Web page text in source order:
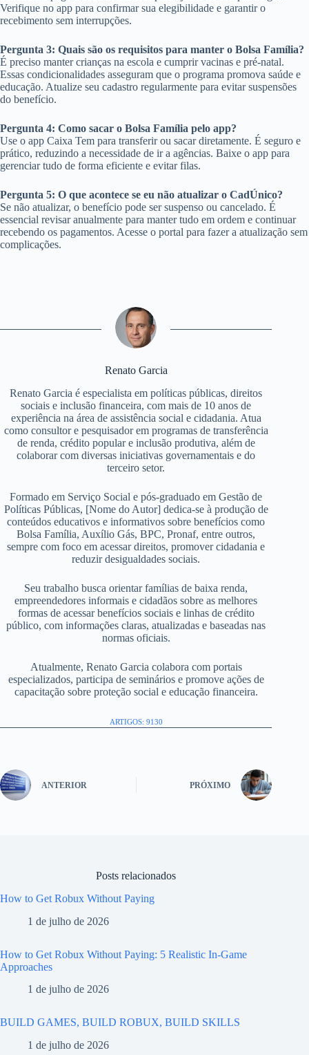
Verifique no app para confirmar sua elegibilidade e garantir o
recebimento sem interrupções.
Pergunta 3: Quais são os requisitos para manter o Bolsa Família?
É preciso manter crianças na escola e cumprir vacinas e pré-natal.
Essas condicionalidades asseguram que o programa promova saúde e
educação. Atualize seu cadastro regularmente para evitar suspensões
do benefício.
Pergunta 4: Como sacar o Bolsa Família pelo app?
Use o app Caixa Tem para transferir ou sacar diretamente. É seguro e
prático, reduzindo a necessidade de ir a agências. Baixe o app para
gerenciar tudo de forma eficiente e evitar filas.
Pergunta 5: O que acontece se eu não atualizar o CadÚnico?
Se não atualizar, o benefício pode ser suspenso ou cancelado. É
essencial revisar anualmente para manter tudo em ordem e continuar
recebendo os pagamentos. Acesse o portal para fazer a atualização sem
complicações.
Renato Garcia
Renato Garcia é especialista em políticas públicas, direitos
sociais e inclusão financeira, com mais de 10 anos de
experiência na área de assistência social e cidadania. Atua
como consultor e pesquisador em programas de transferência
de renda, crédito popular e inclusão produtiva, além de
colaborar com diversas iniciativas governamentais e do
terceiro setor.
Formado em Serviço Social e pós-graduado em Gestão de
Políticas Públicas, [Nome do Autor] dedica-se à produção de
conteúdos educativos e informativos sobre benefícios como
Bolsa Família, Auxílio Gás, BPC, Pronaf, entre outros,
sempre com foco em acessar direitos, promover cidadania e
reduzir desigualdades sociais.
Seu trabalho busca orientar famílias de baixa renda,
empreendedores informais e cidadãos sobre as melhores
formas de acessar benefícios sociais e linhas de crédito
público, com informações claras, atualizadas e baseadas nas
normas oficiais.
Atualmente, Renato Garcia colabora com portais
especializados, participa de seminários e promove ações de
capacitação sobre proteção social e educação financeira.
ARTIGOS: 9130
ANTERIOR PRÓXIMO
Posts relacionados
How to Get Robux Without Paying
1 de julho de 2026
How to Get Robux Without Paying: 5 Realistic In-Game
Approaches
1 de julho de 2026
BUILD GAMES, BUILD ROBUX, BUILD SKILLS
1 de julho de 2026